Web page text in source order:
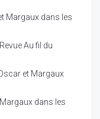
Margaux dans les
Revue Au fil du
et Margaux
dans les